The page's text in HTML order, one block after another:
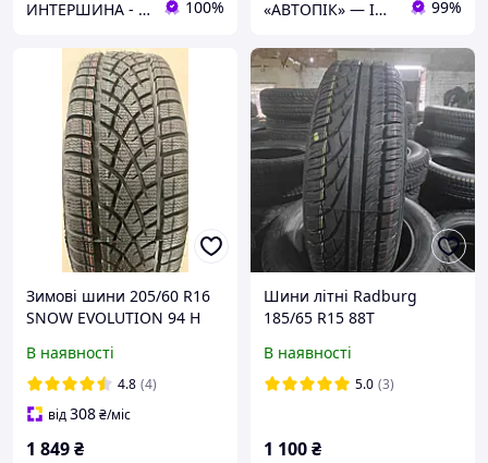
ИНТЕРШИНА - ( Оптово-Розничный Склад Шин и Дисков ) 100% «АВТОПІК» — ІНТЕРНЕТ МАГАЗИН АВТОТОВАРІВ 99%
Зимові шини 205/60 R16
SNOW EVOLUTION 94 H
В наявності
4.8 (4)
від308₴/міс
1 849₴
Шини літні Radburg
185/65 R15 88T
(Наварка)
В наявності
5.0 (3)
1 100₴